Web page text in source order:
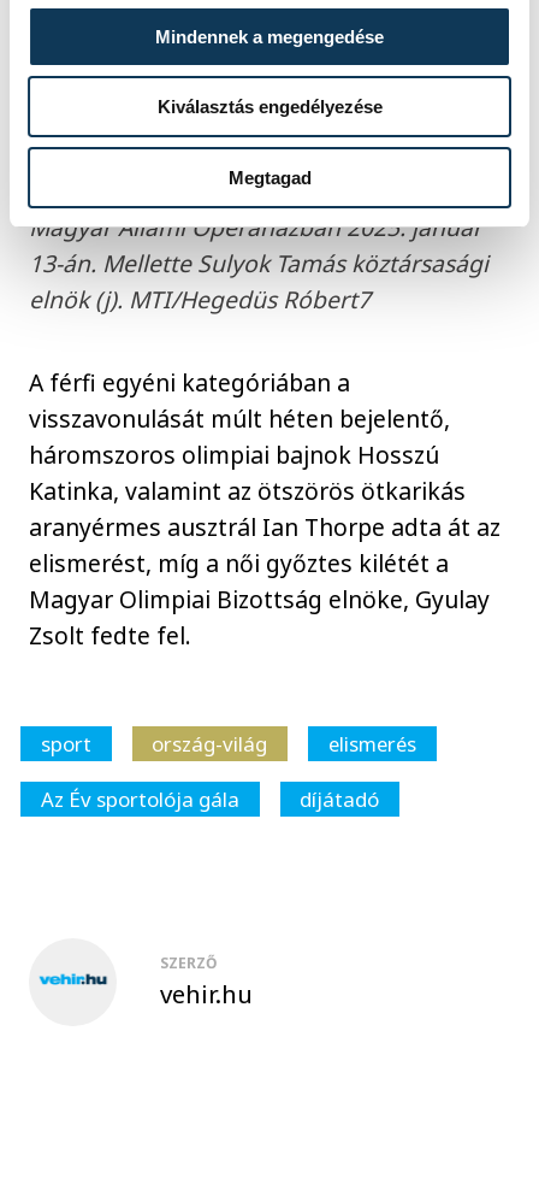
Mindennek a megengedése
Kiválasztás engedélyezése
Megtagad
Az életműdíjjal kitüntetett Bölöni László
erdélyi magyar BEK-győztes futballista,
edző az M4 Sport-Az Év Sportolója Gálán a
Magyar Állami Operaházban 2025. január
13-án. Mellette Sulyok Tamás köztársasági
elnök (j). MTI/Hegedüs Róbert7
A férfi egyéni kategóriában a
visszavonulását múlt héten bejelentő,
háromszoros olimpiai bajnok Hosszú
Katinka, valamint az ötszörös ötkarikás
aranyérmes ausztrál Ian Thorpe adta át az
elismerést, míg a női győztes kilétét a
Magyar Olimpiai Bizottság elnöke, Gyulay
Zsolt fedte fel.
sport ország-világ
elismerés
Az Év sportolója gála
díjátadó
SZERZŐ
vehir.hu